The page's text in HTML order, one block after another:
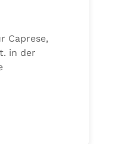
Caprese,
in der
Oregano,